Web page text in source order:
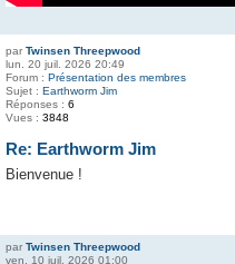
par Twinsen Threepwood
lun. 20 juil. 2026 20:49
Forum : Présentation des membres
Sujet : Earthworm Jim
Réponses : 6
Vues : 3848
Re: Earthworm Jim
Bienvenue !
par Twinsen Threepwood
ven. 10 juil. 2026 01:00